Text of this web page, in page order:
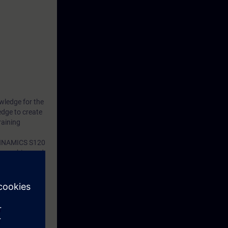
for the
to create
S120
machine and